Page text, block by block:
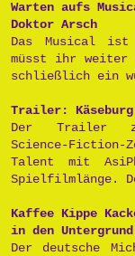
Warten aufs
Doktor Arsch
Das Musical
müsst ihr weiter
schließlich ein
Trailer: Käseburg
Der Trailer
Science-Fiction-
Talent mit
Spielfilmlänge.
Kaffee Kippe
in den
Der deutsche